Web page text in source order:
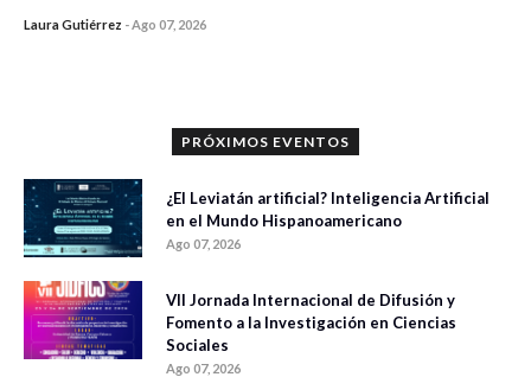
Laura Gutiérrez - Ago 07, 2026
PRÓXIMOS EVENTOS
¿El Leviatán artificial? Inteligencia Artificial
en el Mundo Hispanoamericano
Ago 07, 2026
VII Jornada Internacional de Difusión y
Fomento a la Investigación en Ciencias
Sociales
Ago 07, 2026